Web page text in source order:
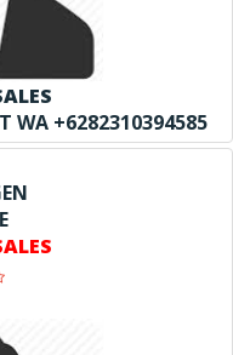
WA +6282310394585